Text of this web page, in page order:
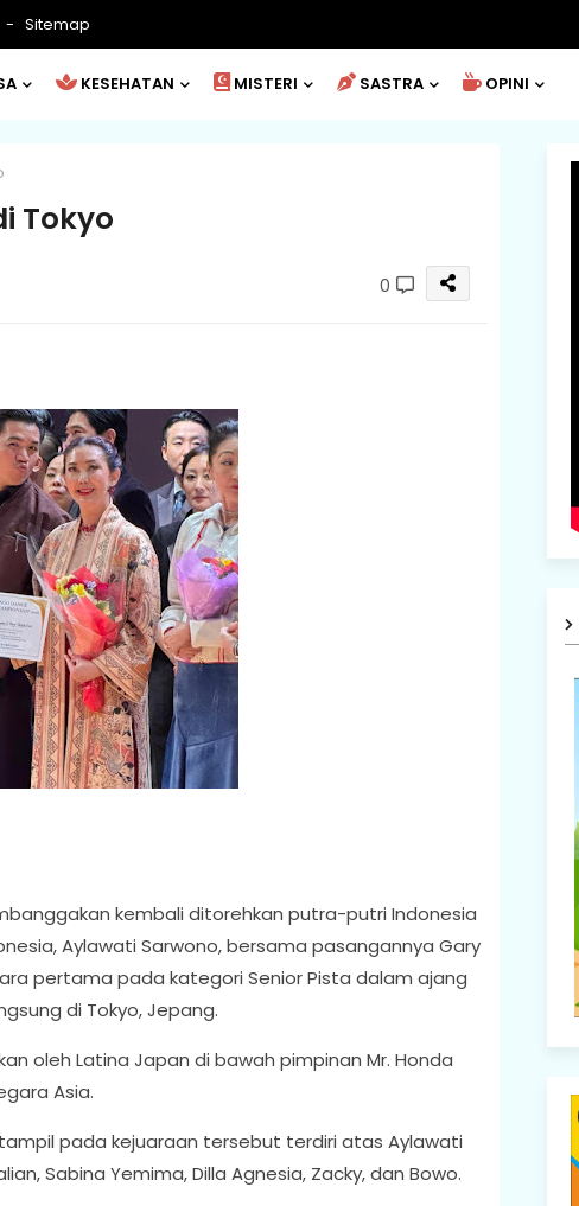
Sitemap
KESEHATAN MISTERI SASTRA OPINI
Tokyo
0
kembali ditorehkan putra-putri Indonesia
Aylawati Sarwono, bersama pasangannya Gary
pertama pada kategori Senior Pista dalam ajang
di Tokyo, Jepang.
oleh Latina Japan di bawah pimpinan Mr. Honda
Asia.
pada kejuaraan tersebut terdiri atas Aylawati
Sabina Yemima, Dilla Agnesia, Zacky, dan Bowo.